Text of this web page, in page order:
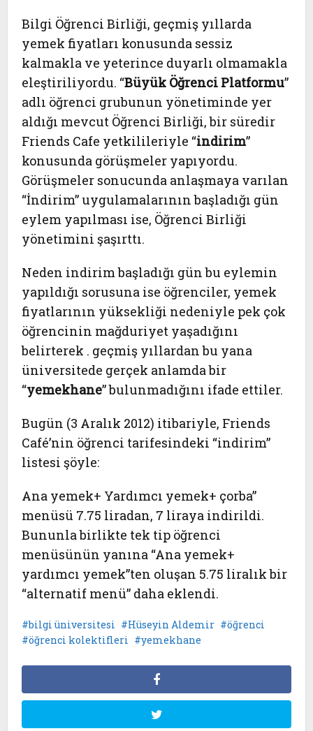
Bilgi Öğrenci Birliği, geçmiş yıllarda
yemek fiyatları konusunda sessiz
kalmakla ve yeterince duyarlı olmamakla
eleştiriliyordu. “Büyük Öğrenci Platformu”
adlı öğrenci grubunun yönetiminde yer
aldığı mevcut Öğrenci Birliği, bir süredir
Friends Cafe yetkilileriyle “indirim”
konusunda görüşmeler yapıyordu.
Görüşmeler sonucunda anlaşmaya varılan
“İndirim” uygulamalarının başladığı gün
eylem yapılması ise, Öğrenci Birliği
yönetimini şaşırttı.
Neden indirim başladığı gün bu eylemin
yapıldığı sorusuna ise öğrenciler, yemek
fiyatlarının yüksekliği nedeniyle pek çok
öğrencinin mağduriyet yaşadığını
belirterek . geçmiş yıllardan bu yana
üniversitede gerçek anlamda bir
“yemekhane” bulunmadığını ifade ettiler.
Bugün (3 Aralık 2012) itibariyle, Friends
Café’nin öğrenci tarifesindeki “indirim”
listesi şöyle:
Ana yemek+ Yardımcı yemek+ çorba”
menüsü 7.75 liradan, 7 liraya indirildi.
Bununla birlikte tek tip öğrenci
menüsünün yanına “Ana yemek+
yardımcı yemek”ten oluşan 5.75 liralık bir
“alternatif menü” daha eklendi.
bilgi üniversitesi Hüseyin Aldemir
öğrenci
öğrenci kolektifleri
yemekhane